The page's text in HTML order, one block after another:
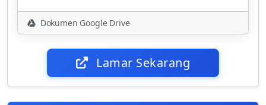
Dokumen Google Drive
Lamar Sekarang